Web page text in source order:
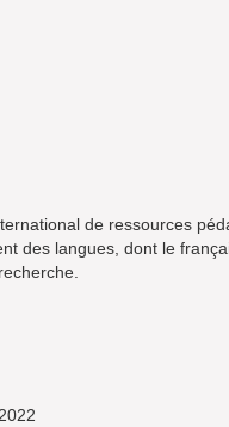
de ressources
des langues, dont le